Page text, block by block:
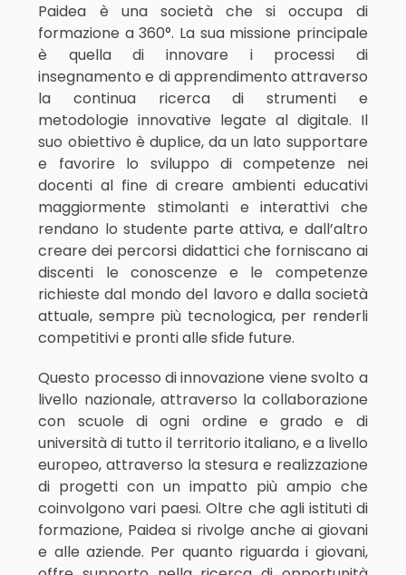
Paidea è una società che si occupa di
formazione a 360°. La sua missione principale
è quella di innovare i processi di
insegnamento e di apprendimento attraverso
la continua ricerca di strumenti e
metodologie innovative legate al digitale. Il
suo obiettivo è duplice, da un lato supportare
e favorire lo sviluppo di competenze nei
docenti al fine di creare ambienti educativi
maggiormente stimolanti e interattivi che
rendano lo studente parte attiva, e dall’altro
creare dei percorsi didattici che forniscano ai
discenti le conoscenze e le competenze
richieste dal mondo del lavoro e dalla società
attuale, sempre più tecnologica, per renderli
competitivi e pronti alle sfide future.
Questo processo di innovazione viene svolto a
livello nazionale, attraverso la collaborazione
con scuole di ogni ordine e grado e di
università di tutto il territorio italiano, e a livello
europeo, attraverso la stesura e realizzazione
di progetti con un impatto più ampio che
coinvolgono vari paesi. Oltre che agli istituti di
formazione, Paidea si rivolge anche ai giovani
e alle aziende. Per quanto riguarda i giovani,